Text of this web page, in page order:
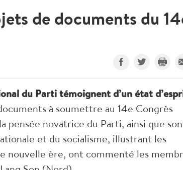
de documents du
du Parti témoignent d’un état
à soumettre au 14e Congrès
novatrice du Parti, ainsi que son
et du socialisme, illustrant les
nouvelle ère, ont commenté les